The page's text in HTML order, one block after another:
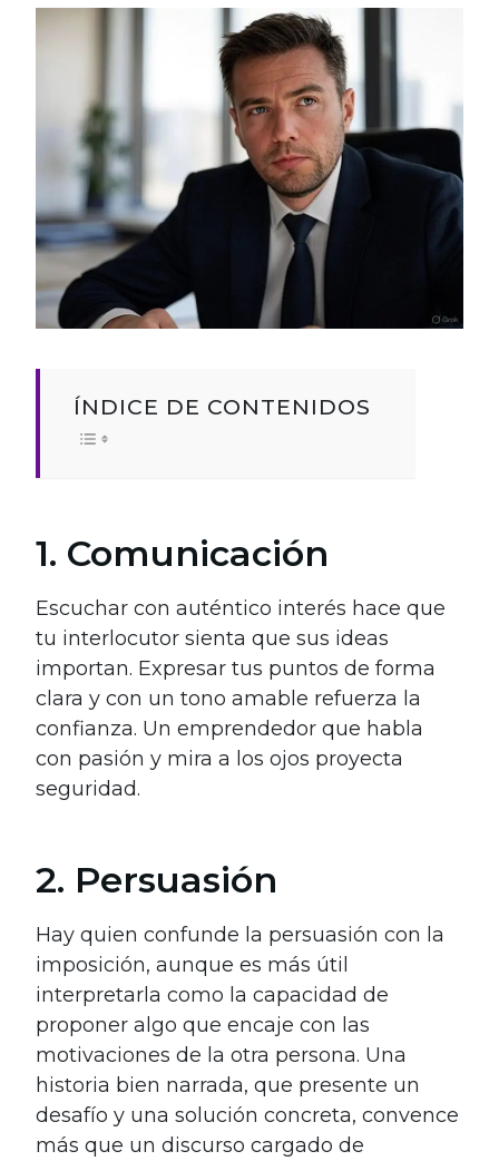
ÍNDICE DE CONTENIDOS
1. Comunicación
Escuchar con auténtico interés hace que
tu interlocutor sienta que sus ideas
importan. Expresar tus puntos de forma
clara y con un tono amable refuerza la
confianza. Un emprendedor que habla
con pasión y mira a los ojos proyecta
seguridad.
2. Persuasión
Hay quien confunde la persuasión con la
imposición, aunque es más útil
interpretarla como la capacidad de
proponer algo que encaje con las
motivaciones de la otra persona. Una
historia bien narrada, que presente un
desafío y una solución concreta, convence
más que un discurso cargado de